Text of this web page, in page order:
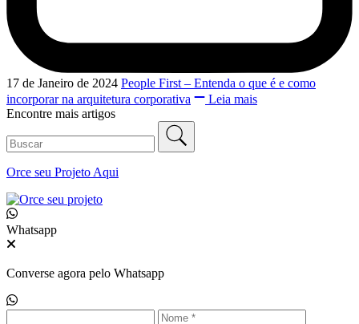
17 de Janeiro de 2024 People First – Entenda o que é e como
incorporar na arquitetura corporativa
Leia mais
Encontre mais artigos
Orce seu Projeto Aqui
Whatsapp
Converse agora pelo Whatsapp